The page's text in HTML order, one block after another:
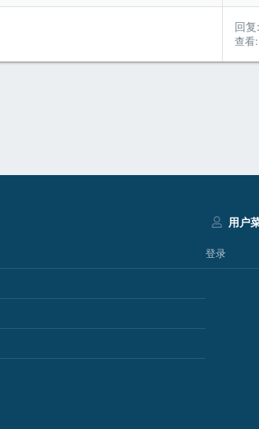
回复
查看
用户
登录